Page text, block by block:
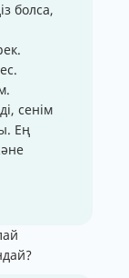
болса,
сенім
Ең